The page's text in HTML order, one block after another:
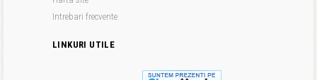
Intrebari frecvente
LINKURI UTILE